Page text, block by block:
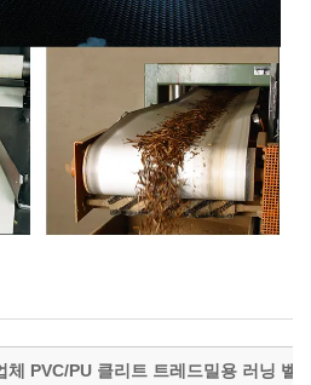
PVC/PU 클리트 트레드밀용 러닝 벨